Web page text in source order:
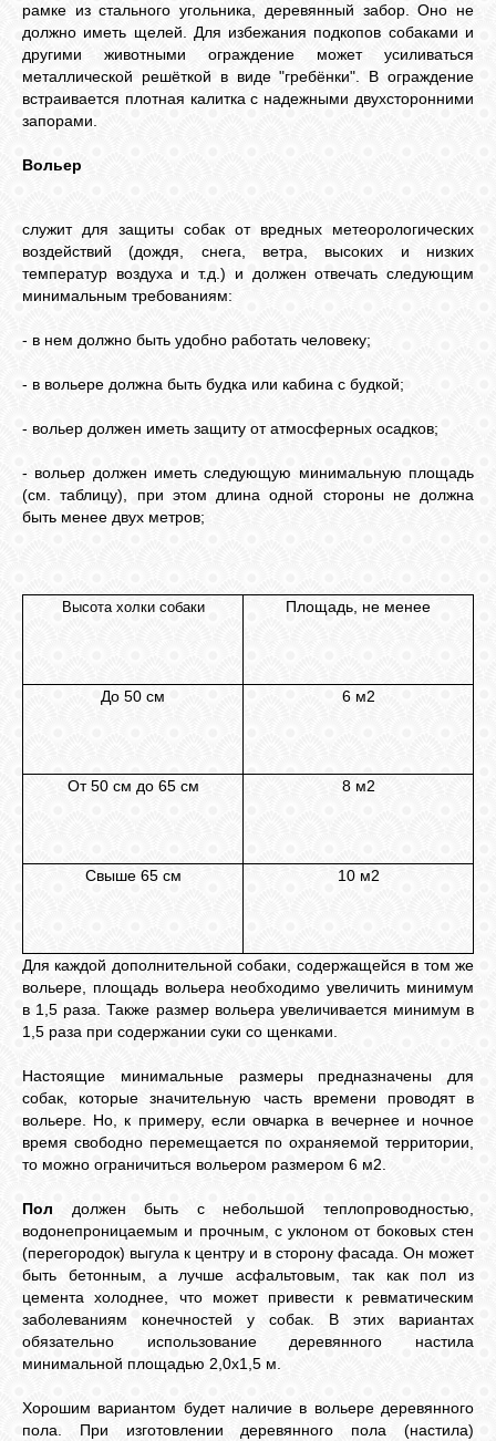
рамке из стального угольника, деревянный забор. Оно не
должно иметь щелей. Для избежания подкопов собаками и
другими животными ограждение может усиливаться
металлической решёткой в виде "гребёнки". В ограждение
встраивается плотная калитка с надежными двухсторонними
запорами.
Вольер
служит для защиты собак от вредных метеорологических
воздействий (дождя, снега, ветра, высоких и низких
температур воздуха и т.д.) и должен отвечать следующим
минимальным требованиям:
- в нем должно быть удобно работать человеку;
- в вольере должна быть будка или кабина с будкой;
- вольер должен иметь защиту от атмосферных осадков;
- вольер должен иметь следующую минимальную площадь
(см. таблицу), при этом длина одной стороны не должна
быть менее двух метров;
Высота холки собаки Площадь, не менее
До 50 см 6 м2
От 50 см до 65 см 8 м2
Свыше 65 см 10 м2
Для каждой дополнительной собаки, содержащейся в том же
вольере, площадь вольера необходимо увеличить минимум
в 1,5 раза. Также размер вольера увеличивается минимум в
1,5 раза при содержании суки со щенками.
Настоящие минимальные размеры предназначены для
собак, которые значительную часть времени проводят в
вольере. Но, к примеру, если овчарка в вечернее и ночное
время свободно перемещается по охраняемой территории,
то можно ограничиться вольером размером 6 м2.
Пол должен быть с небольшой теплопроводностью,
водонепроницаемым и прочным, с уклоном от боковых стен
(перегородок) выгула к центру и в сторону фасада. Он может
быть бетонным, а лучше асфальтовым, так как пол из
цемента холоднее, что может привести к ревматическим
заболеваниям конечностей у собак. В этих вариантах
обязательно использование деревянного настила
минимальной площадью 2,0х1,5 м.
Хорошим вариантом будет наличие в вольере деревянного
пола. При изготовлении деревянного пола (настила)